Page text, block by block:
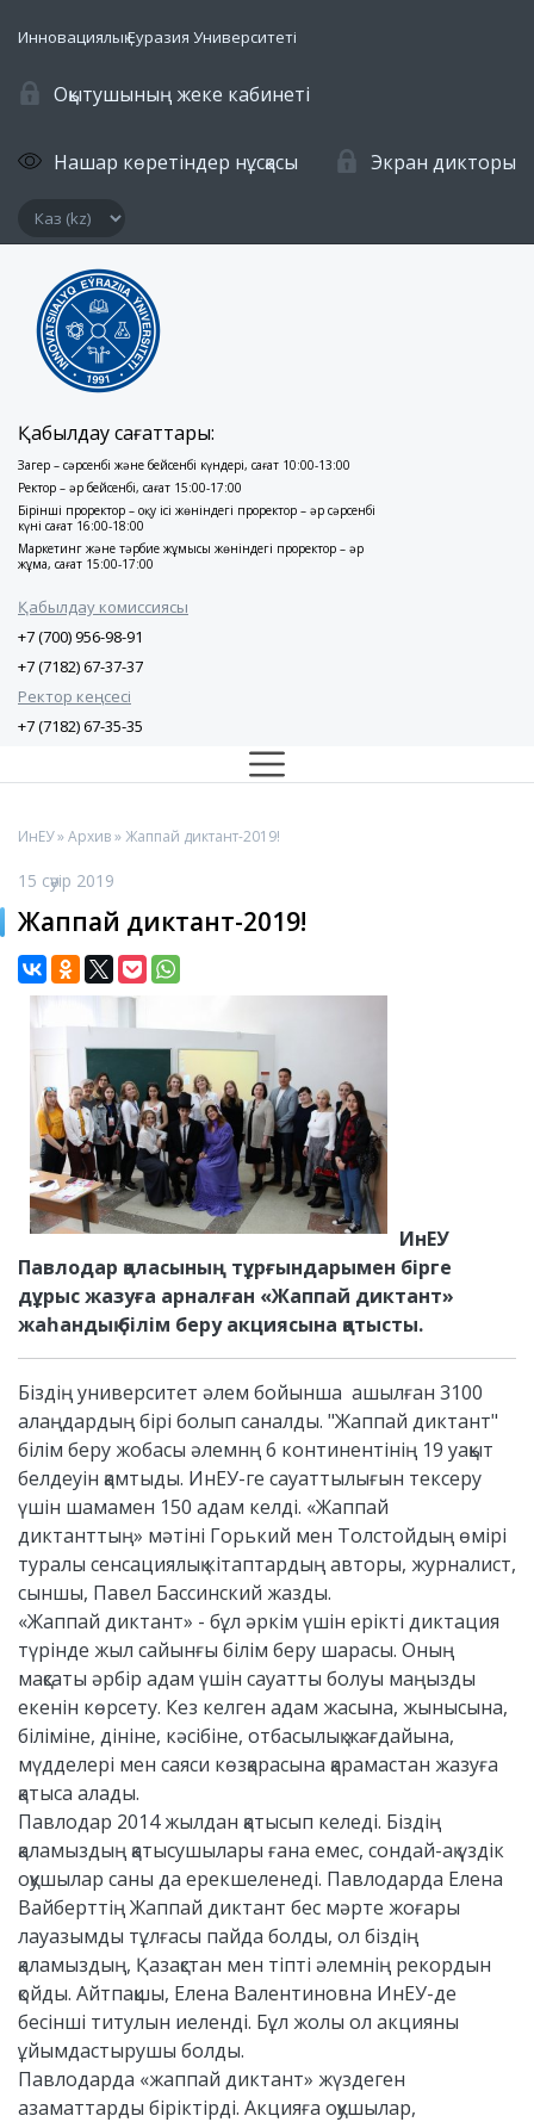
Инновациялық Еуразия Университеті
Оқытушының жеке кабинеті
Нашар көретіндер нұсқасы Экран дикторы
Қабылдау сағаттары:
Заңгер – сәрсенбі және бейсенбі күндері, сағат 10:00-13:00
Ректор – әр бейсенбі, сағат 15:00-17:00
Бірінші проректор – оқу ісі жөніндегі проректор – әр сәрсенбі
күні сағат 16:00-18:00
Маркетинг және тәрбие жұмысы жөніндегі проректор – әр
жұма, сағат 15:00-17:00
Қабылдау комиссиясы
+7 (700) 956-98-91
+7 (7182) 67-37-37
Ректор кеңсесі
+7 (7182) 67-35-35
ИнЕУ»Архив» Жаппай диктант-2019!
15 сәуір 2019
Жаппай диктант-2019!
ИнЕУ
Павлодар қаласының тұрғындарымен бірге
дұрыс жазуға арналған «Жаппай диктант»
жаһандық білім беру акциясына қатысты.
Біздің университет әлем бойынша ашылған 3100
алаңдардың бірі болып саналды. "Жаппай диктант"
білім беру жобасы әлемнң 6 континентінің 19 уақыт
белдеуін қамтыды. ИнЕУ-ге сауаттылығын тексеру
үшін шамамен 150 адам келді. «Жаппай
диктанттың» мәтіні Горький мен Толстойдың өмірі
туралы сенсациялық кітаптардың авторы, журналист,
сыншы, Павел Бассинский жазды.
«Жаппай диктант» - бұл әркім үшін ерікті диктация
түрінде жыл сайынғы білім беру шарасы. Оның
мақсаты әрбір адам үшін сауатты болуы маңызды
екенін көрсету. Кез келген адам жасына, жынысына,
біліміне, дініне, кәсібіне, отбасылық жағдайына,
мүдделері мен саяси көзқарасына қарамастан жазуға
қатыса алады.
Павлодар 2014 жылдан қатысып келеді. Біздің
қаламыздың қатысушылары ғана емес, сондай-ақ үздік
оқушылар саны да ерекшеленеді. Павлодарда Елена
Вайберттің Жаппай диктант бес мәрте жоғары
лауазымды тұлғасы пайда болды, ол біздің
қаламыздың, Қазақстан мен тіпті әлемнің рекордын
қойды. Айтпақшы, Елена Валентиновна ИнЕУ-де
бесінші титулын иеленді. Бұл жолы ол акцияны
ұйымдастырушы болды.
Павлодарда «жаппай диктант» жүздеген
азаматтарды біріктірді. Акцияға оқушылар,